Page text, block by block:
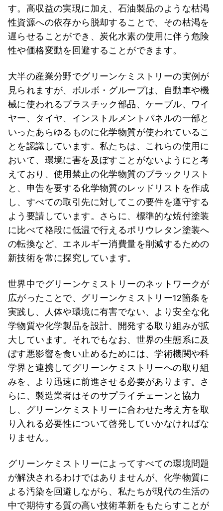
す。高収益の実現に加え、石油製品のような枯渇
性資源への依存から脱却することで、その枯渇を
遅らせることができ、炭化水素の使用に伴う危険
性や価格変動を回避することができます。
大半の産業分野でグリーンケミストリーの実例が
見られますが、ボルボ・グループは、自動車や機
械に使われるプラスチック部品、ケーブル、ワイ
ヤー、タイヤ、インストルメントパネルの一部と
いったあらゆるものに化学物質が使われているこ
とを認識しています。私たちは、これらの使用に
おいて、環境に害を及ぼすことがないようにと考
えており、使用禁止の化学物質のブラックリスト
と、申告を要する化学物質のレッドリストを作成
し、すべての取引先に対してこの要件を遵守する
よう要請しています。さらに、標準的な焼付塗装
に比べて格段に低温で行えるポリウレタン塗装へ
の転換など、エネルギー消費量を削減するための
新技術を常に探究しています。
世界中でグリーンケミストリーのネットワークが
広がったことで、グリーンケミストリー12箇条を
実践し、人体や環境に有害でない、より安全な化
学物質や化学製品を設計、開発する取り組みが拡
大しています。それでもなお、世界の生態系に及
ぼす悪影響を食い止めるためには、学術機関や科
学界と連携してグリーンケミストリーへの取り組
みを、より迅速に前進させる必要があります。さ
らに、製造業者はそのサプライチェーンと協力
し、グリーンケミストリーに合わせた考え方を取
り入れる必要性について啓発していかなければな
りません。
グリーンケミストリーによってすべての環境問題
が解決されるわけではありませんが、化学物質に
よる汚染を回避しながら、私たちが現代の生活の
中で期待する質の高い技術革新をもたらすことが